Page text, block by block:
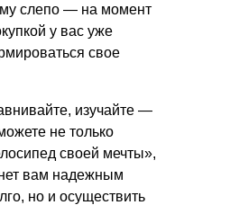
слепо — на момент
у вас уже
свое
изучайте —
не только
своей мечты»,
вам надежным
но и осуществить